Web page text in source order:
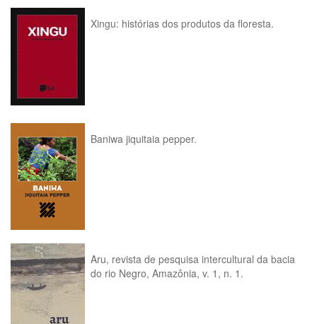
Xingu: histórias dos produtos da floresta.
Baniwa jiquitaia pepper.
Aru, revista de pesquisa intercultural da bacia
do rio Negro, Amazônia, v. 1, n. 1.